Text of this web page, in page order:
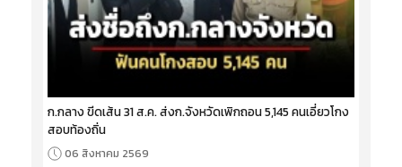
ก.กลาง ขีดเส้น 31 ส.ค. ส่งก.จังหวัดเพิกถอน 5,145 คนเอี่ยวโกง
สอบท้องถิ่น
06 สิงหาคม 2569